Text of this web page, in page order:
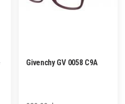
Givenchy GV 0058 C9A